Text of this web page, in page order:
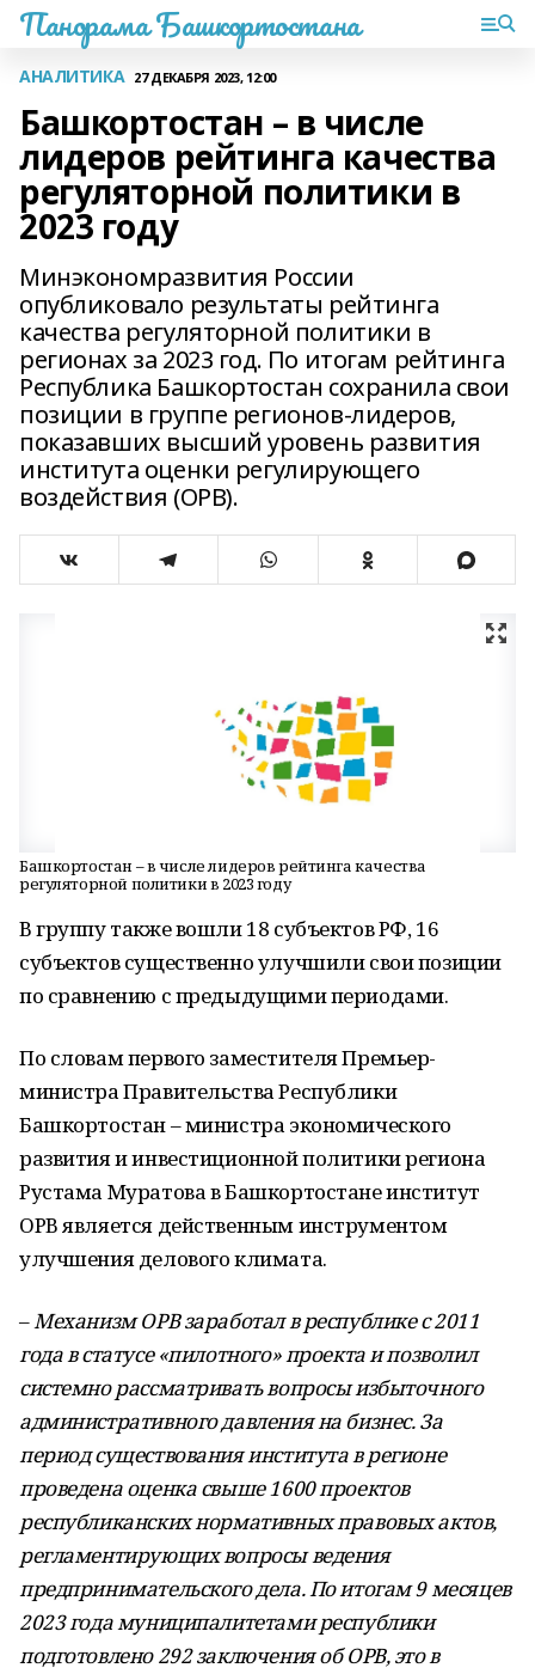
Панорама Башкортостана
АНАЛИТИКА 27 ДЕКАБРЯ 2023, 12:00
Башкортостан – в числе
лидеров рейтинга качества
регуляторной политики в
2023 году
Минэкономразвития России
опубликовало результаты рейтинга
качества регуляторной политики в
регионах за 2023 год. По итогам рейтинга
Республика Башкортостан сохранила свои
позиции в группе регионов-лидеров,
показавших высший уровень развития
института оценки регулирующего
воздействия (ОРВ).
Башкортостан – в числе лидеров рейтинга качества
регуляторной политики в 2023 году
В группу также вошли 18 субъектов РФ, 16
субъектов существенно улучшили свои позиции
по сравнению с предыдущими периодами.
По словам первого заместителя Премьер-
министра Правительства Республики
Башкортостан – министра экономического
развития и инвестиционной политики региона
Рустама Муратова в Башкортостане институт
ОРВ является действенным инструментом
улучшения делового климата.
–Механизм ОРВ заработал в республике с 2011
года в статусе «пилотного» проекта и позволил
системно рассматривать вопросы избыточного
административного давления на бизнес. За
период существования института в регионе
проведена оценка свыше 1600 проектов
республиканских нормативных правовых актов,
регламентирующих вопросы ведения
предпринимательского дела. По итогам 9 месяцев
2023 года муниципалитетами республики
подготовлено 292 заключения об ОРВ, это в